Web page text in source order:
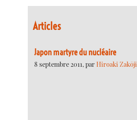
Articles
Japon martyre du nucléaire
8 septembre 2011, parHiroaki Zakōji